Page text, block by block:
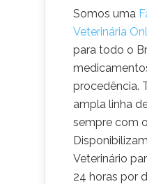
Somos uma
Veterinária
para todo o
procedência.
ampla linha
sempre com
Veterinário
24 horas por